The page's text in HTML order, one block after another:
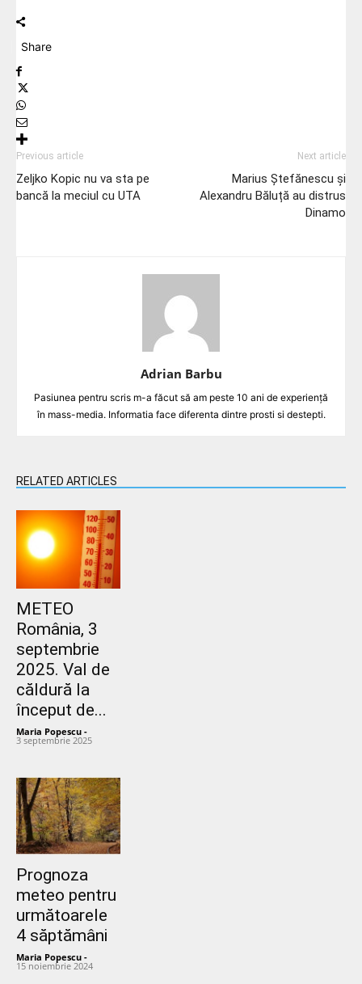
Share
Previous article
Zeljko Kopic nu va sta pe
bancă la meciul cu UTA
Next article
Marius Ștefănescu și
Alexandru Băluță au distrus
Dinamo
Adrian Barbu
Pasiunea pentru scris m-a făcut să am peste 10 ani de experiență
în mass-media. Informatia face diferenta dintre prosti si destepti.
RELATED ARTICLES
METEO
România, 3
septembrie
2025. Val de
căldură la
început de...
Maria Popescu -
3 septembrie 2025
Prognoza
meteo pentru
următoarele
4 săptămâni
Maria Popescu -
15 noiembrie 2024